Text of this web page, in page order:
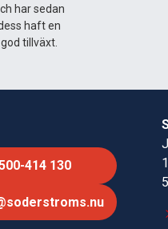
har sedan
haft en
god tillväxt.
414 130